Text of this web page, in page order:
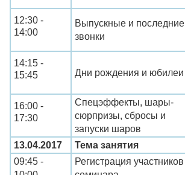
12:30 -
14:00
Выпускные и последние
звонки
14:15 -
15:45
Дни рождения и юбилеи
16:00 -
17:30
Спецэффекты, шары-
сюрпризы, сбросы и
запуски шаров
13.04.2017
Тема занятия
09:45 -
Регистрация участников